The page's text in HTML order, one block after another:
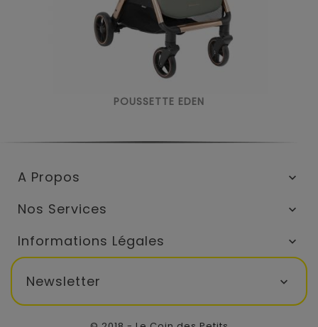
POUSSETTE EDEN
A Propos 
Nos Services 
Informations Légales 
Newsletter 